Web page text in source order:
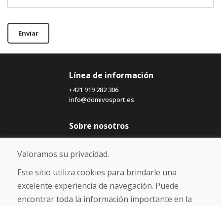
Enviar
Línea de información
+421 919 282 306
info@domivosport.es
Sobre nosotros
Blog
Sobre nosotros
Comercio
Contacto
Compra
Valoramos su privacidad.
Este sitio utiliza cookies para brindarle una
excelente experiencia de navegación. Puede
encontrar toda la información importante en la